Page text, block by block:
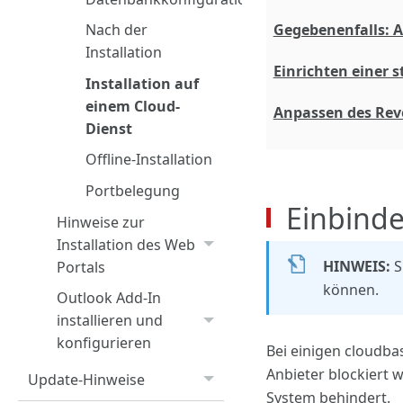
Nach der
Installation
Installation auf
einem Cloud-
Dienst
Offline-Installation
Portbelegung
Hinweise zur
Installation des Web
Portals
Outlook Add-In
installieren und
konfigurieren
Update-Hinweise
Gegebenenfalls:
Einrichten einer
Anpassen des
HINWEIS:
können.
Bei einigen
Anbieter blockiert
System behindert.